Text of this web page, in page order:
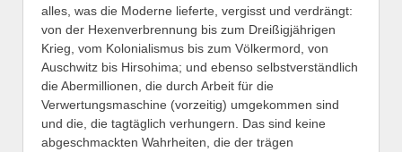
alles, was die Moderne lieferte, vergisst und verdrängt:
von der Hexenverbrennung bis zum Dreißigjährigen
Krieg, vom Kolonialismus bis zum Völkermord, von
Auschwitz bis Hirsohima; und ebenso selbstverständlich
die Abermillionen, die durch Arbeit für die
Verwertungsmaschine (vorzeitig) umgekommen sind
und die, die tagtäglich verhungern. Das sind keine
abgeschmackten Wahrheiten, die der trägen